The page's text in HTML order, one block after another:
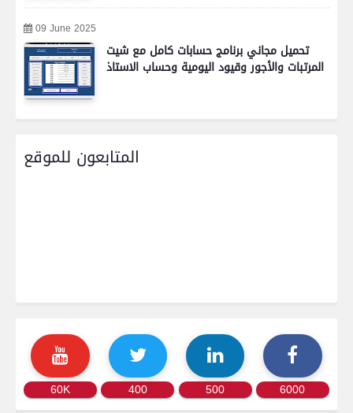
09 June 2025
تحميل مجاني برنامج حسابات كامل مع شيت
المرتبات والأجور وقيود اليومية وحساب الاستاذ
المتابعون للموقع
60K 400 500 6000